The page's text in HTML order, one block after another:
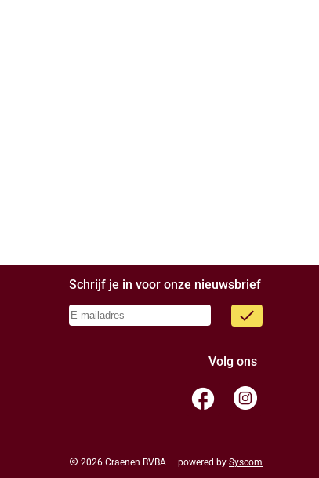
Schrijf je in voor onze nieuwsbrief
done
Volg ons
facebook
copyright 2026 Craenen BVBA | powered by Syscom